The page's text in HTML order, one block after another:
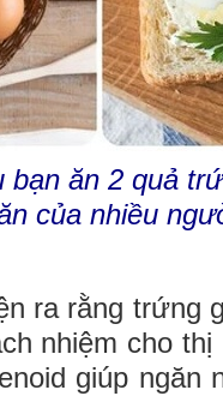
ăn 2 quả
của nhiều
ra rằng trứng
nhiệm cho
giúp ngăn